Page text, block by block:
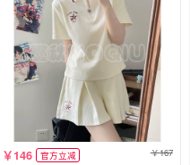
146 官方立减 167